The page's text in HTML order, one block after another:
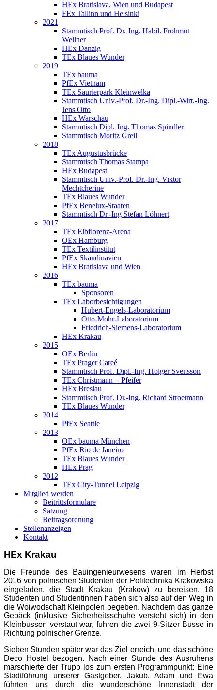
HEx Bratislava, Wien und Budapest
FEx Tallinn und Helsinki
2021
Stammtisch Prof. Dr.-Ing. Habil. Frohmut
Wellner
HEx Danzig
TEx Blaues Wunder
2019
TEx bauma
PfEx Vietnam
TEx Saurierpark Kleinwelka
Stammtisch Univ.-Prof. Dr.-Ing. Dipl.-Wirt.-Ing.
Jens Otto
HEx Warschau
Stammtisch Dipl.-Ing. Thomas Spindler
Stammtisch Moritz Greil
2018
TEx Augustusbrücke
Stammtisch Thomas Stampa
HEx Budapest
Stammtisch Univ.-Prof. Dr.-Ing. Viktor
Mechtcherine
TEx Blaues Wunder
PfEx Benelux-Staaten
Stammtisch Dr.-Ing Stefan Löhnert
2017
TEx Elbflorenz-Arena
OEx Hamburg
TEx Textilinstitut
PfEx Skandinavien
HEx Bratislava und Wien
2016
TEx bauma
Sponsoren
TEx Laborbesichtigungen
Hubert-Engels-Laboratorium
Otto-Mohr-Laboratorium
Friedrich-Siemens-Laboratorium
HEx Krakau
2015
OEx Berlin
TEx Prager Careé
Stammtisch Prof. Dipl.-Ing. Holger Svensson
TEx Christmann + Pfeifer
HEx Breslau
Stammtisch Prof. Dr.-Ing. Richard Stroetmann
TEx Blaues Wunder
2014
PfEx Seattle
2013
OEx bauma München
PfEx Rio de Janeiro
TEx Blaues Wunder
HEx Prag
2012
TEx City-Tunnel Leipzig
Mitglied werden
Beitrittsformulare
Satzung
Beitragsordnung
Stellenanzeigen
Kontakt
HEx Krakau
Die Freunde des Bauingenieurwesens waren im Herbst
2016 von polnischen Studenten der Politechnika Krakowska
eingeladen, die Stadt Krakau (Kraków) zu bereisen. 18
Studenten und Studentinnen haben sich also auf den Weg in
die Woiwodschaft Kleinpolen begeben. Nachdem das ganze
Gepäck (inklusive Sicherheitsschuhe versteht sich) in den
Kleinbussen verstaut war, fuhren die zwei 9-Sitzer Busse in
Richtung polnischer Grenze.
Sieben Stunden später war das Ziel erreicht und das schöne
Deco Hostel bezogen. Nach einer Stunde des Ausruhens
marschierte der Trupp los zum ersten Programmpunkt: Eine
Stadtführung unserer Gastgeber. Jakub, Adam und Ewa
führten uns durch die wunderschöne Innenstadt der